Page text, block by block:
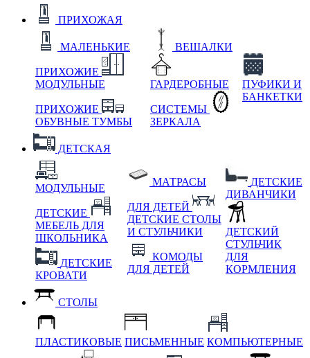
ПРИХОЖАЯ
МАЛЕНЬКИЕ
ПРИХОЖИЕ
МОДУЛЬНЫЕ
ПРИХОЖИЕ
ОБУВНЫЕ ТУМБЫ
ВЕШАЛКИ
ГАРДЕРОБНЫЕ
СИСТЕМЫ
ЗЕРКАЛА
ПУФИКИ И
БАНКЕТКИ
ДЕТСКАЯ
МОДУЛЬНЫЕ
ДЕТСКИЕ
МЕБЕЛЬ ДЛЯ
ШКОЛЬНИКА
ДЕТСКИЕ
КРОВАТИ
МАТРАСЫ
ДЛЯ ДЕТЕЙ
ДЕТСКИЕ СТОЛЫ
И СТУЛЬЧИКИ
КОМОДЫ
ДЛЯ ДЕТЕЙ
ДЕТСКИЕ
ДИВАНЧИКИ
ДЕТСКИЙ
СТУЛЬЧИК
ДЛЯ
КОРМЛЕНИЯ
СТОЛЫ
ПЛАСТИКОВЫЕ ПИСЬМЕННЫЕ КОМПЬЮТЕРНЫЕ